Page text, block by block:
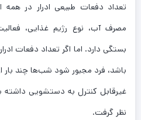
تعداد دفعات طبیعی ادرار در
مصرف آب، نوع رژیم غذایی،
بستگی دارد. اما اگر تعداد دفعات
باشد، فرد مجبور شود شب‌ها چند بار
غیرقابل کنترل به دستشویی داشته
نظر گرفت.